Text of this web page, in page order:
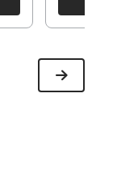
homens